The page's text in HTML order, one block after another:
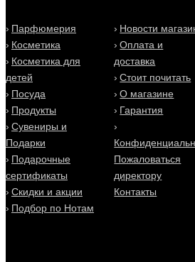
Парфюмерия
Косметика
Косметика для
детей
Посуда
Продукты
Сувениры и
Подарки
Подарочные
сертификаты
Скидки и акции
Подбор по Нотам
Новости
Оплата и
доставка
Стоит почитать
О магазине
Гарантия
Пожаловаться
директору
Контакты